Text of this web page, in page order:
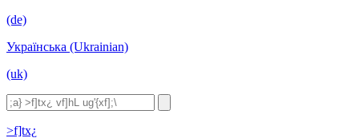
(de)
Українська (Ukrainian)
(uk)
>f]tx¿